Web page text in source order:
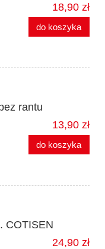
18,90 zł
do koszyka
rantu
13,90 zł
do koszyka
COTISEN
24,90 zł